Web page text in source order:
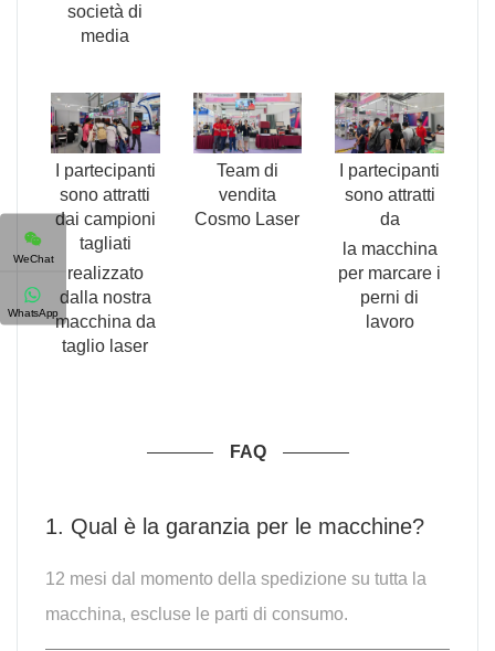
società di
media
I partecipanti
sono attratti
dai campioni
tagliati
realizzato
dalla nostra
macchina da
taglio laser
Team di
vendita
Cosmo Laser
I partecipanti
sono attratti
da
la macchina
per marcare i
perni di
lavoro
FAQ
1. Qual è la garanzia per le macchine?
12 mesi dal momento della spedizione su tutta la
macchina, escluse le parti di consumo.
WeChat
WhatsApp